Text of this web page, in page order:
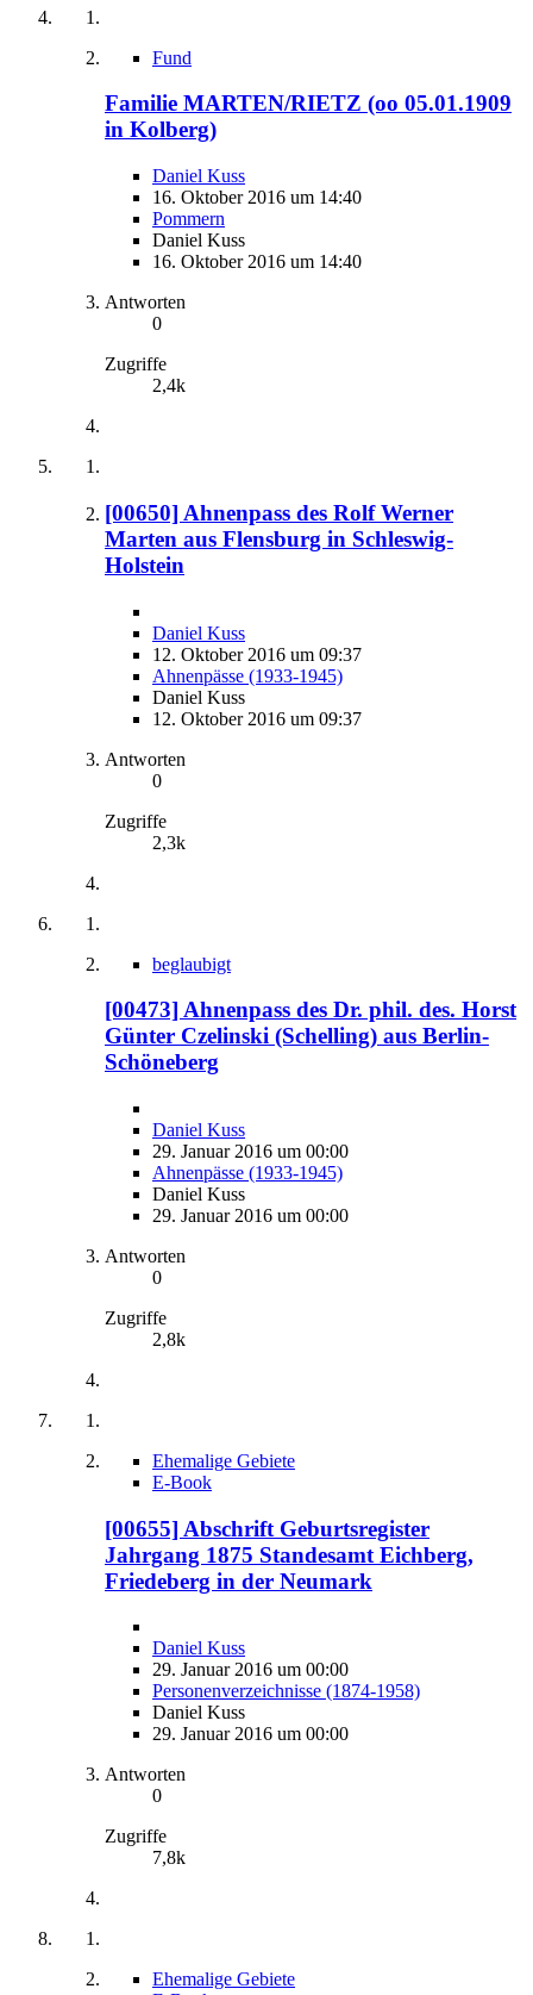
Fund
Familie MARTEN/RIETZ (oo 05.01.1909
in Kolberg)
Daniel Kuss
16. Oktober 2016 um 14:40
Pommern
Daniel Kuss
16. Oktober 2016 um 14:40
Antworten
0
Zugriffe
2,4k
[00650] Ahnenpass des Rolf Werner
Marten aus Flensburg in Schleswig-
Holstein
Daniel Kuss
12. Oktober 2016 um 09:37
Ahnenpässe (1933-1945)
Daniel Kuss
12. Oktober 2016 um 09:37
Antworten
0
Zugriffe
2,3k
beglaubigt
[00473] Ahnenpass des Dr. phil. des. Horst
Günter Czelinski (Schelling) aus Berlin-
Schöneberg
Daniel Kuss
29. Januar 2016 um 00:00
Ahnenpässe (1933-1945)
Daniel Kuss
29. Januar 2016 um 00:00
Antworten
0
Zugriffe
2,8k
Ehemalige Gebiete
E-Book
[00655] Abschrift Geburtsregister
Jahrgang 1875 Standesamt Eichberg,
Friedeberg in der Neumark
Daniel Kuss
29. Januar 2016 um 00:00
Personenverzeichnisse (1874-1958)
Daniel Kuss
29. Januar 2016 um 00:00
Antworten
0
Zugriffe
7,8k
Ehemalige Gebiete